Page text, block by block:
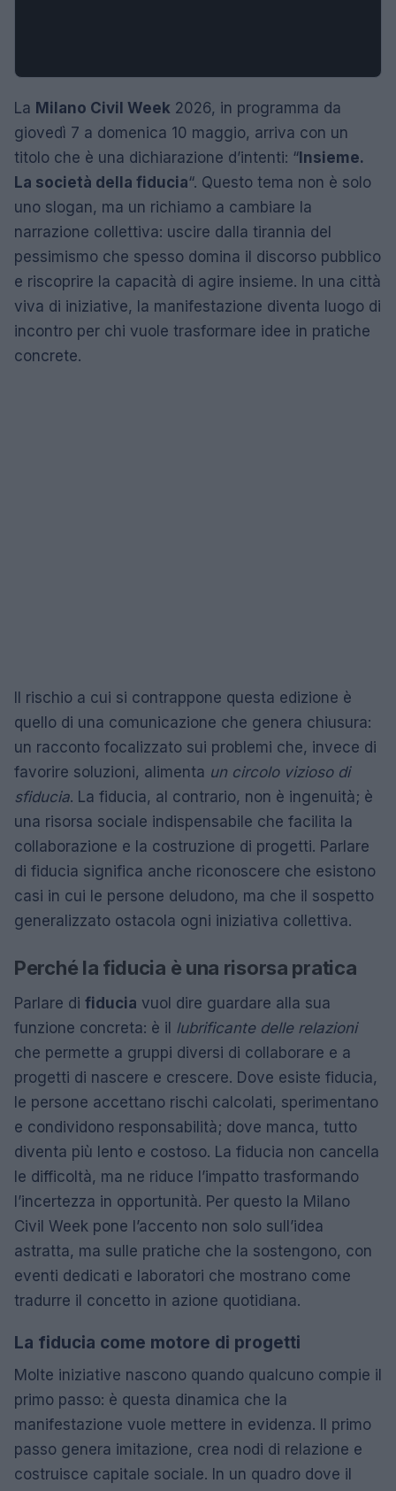
La Milano Civil Week 2026, in programma da
giovedì 7 a domenica 10 maggio, arriva con un
titolo che è una dichiarazione d’intenti: “Insieme.
La società della fiducia“. Questo tema non è solo
uno slogan, ma un richiamo a cambiare la
narrazione collettiva: uscire dalla tirannia del
pessimismo che spesso domina il discorso pubblico
e riscoprire la capacità di agire insieme. In una città
viva di iniziative, la manifestazione diventa luogo di
incontro per chi vuole trasformare idee in pratiche
concrete.
Il rischio a cui si contrappone questa edizione è
quello di una comunicazione che genera chiusura:
un racconto focalizzato sui problemi che, invece di
favorire soluzioni, alimenta un circolo vizioso di
sfiducia. La fiducia, al contrario, non è ingenuità; è
una risorsa sociale indispensabile che facilita la
collaborazione e la costruzione di progetti. Parlare
di fiducia significa anche riconoscere che esistono
casi in cui le persone deludono, ma che il sospetto
generalizzato ostacola ogni iniziativa collettiva.
Perché la fiducia è una risorsa pratica
Parlare di fiducia vuol dire guardare alla sua
funzione concreta: è il lubrificante delle relazioni
che permette a gruppi diversi di collaborare e a
progetti di nascere e crescere. Dove esiste fiducia,
le persone accettano rischi calcolati, sperimentano
e condividono responsabilità; dove manca, tutto
diventa più lento e costoso. La fiducia non cancella
le difficoltà, ma ne riduce l’impatto trasformando
l’incertezza in opportunità. Per questo la Milano
Civil Week pone l’accento non solo sull’idea
astratta, ma sulle pratiche che la sostengono, con
eventi dedicati e laboratori che mostrano come
tradurre il concetto in azione quotidiana.
La fiducia come motore di progetti
Molte iniziative nascono quando qualcuno compie il
primo passo: è questa dinamica che la
manifestazione vuole mettere in evidenza. Il primo
passo genera imitazione, crea nodi di relazione e
costruisce capitale sociale. In un quadro dove il